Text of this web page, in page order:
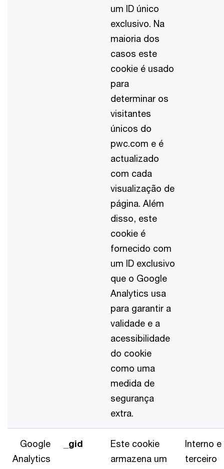
um ID único
exclusivo. Na
maioria dos
casos este
cookie é usado
para
determinar os
visitantes
únicos do
pwc.com e é
actualizado
com cada
visualização de
página. Além
disso, este
cookie é
fornecido com
um ID exclusivo
que o Google
Analytics usa
para garantir a
validade e a
acessibilidade
do cookie
como uma
medida de
segurança
extra.
Google
Analytics
_gid
Este cookie
armazena um
Interno e
terceiro